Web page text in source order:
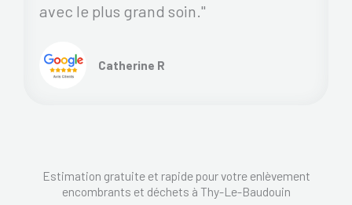
avec le plus grand soin."
Catherine R
Estimation gratuite et rapide pour votre enlèvement
encombrants et déchets à Thy-Le-Baudouin